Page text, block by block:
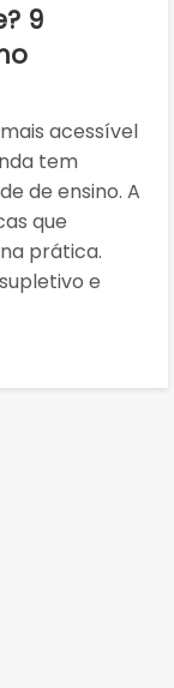
9
acessível
tem
de ensino. A
que
prática.
e